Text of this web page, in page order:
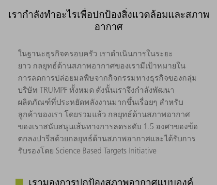
เรากำลังทำอะไรเพื่อปกป้องสิ่งแวดล้อมและสภาพ
อากาศ
ในฐานะธุรกิจครอบครัว เราดำเนินการในระยะ
ยาว กลยุทธ์ด้านสภาพอากาศของเรามีเป้าหมายใน
การลดการปล่อยมลพิษจากกิจกรรมทางธุรกิจของกลุ่ม
บริษัท TRUMPF ทั้งหมด ดังนั้นเราจึงกำลังพัฒนา
ผลิตภัณฑ์ที่ประหยัดพลังงานมากขึ้นเรื่อยๆ สำหรับ
ลูกค้าของเรา โดยรวมแล้ว กลยุทธ์ด้านสภาพอากาศ
ของเราสนับสนุนเส้นทางการลดระดับ 1.5 องศาของข้อ
ตกลงปารีสด้วยกลยุทธ์ด้านสภาพอากาศ และได้รับการ
รับรองโดย Science Based Targets Initiative
เรามองการปกป้องสภาพอากาศแบบองค์